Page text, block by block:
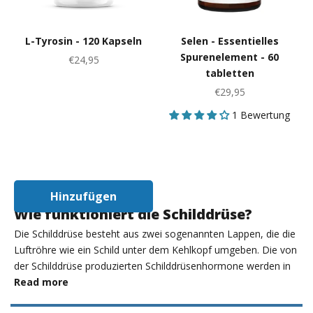
L-Tyrosin - 120 Kapseln
Angebot
€24,95
In Den Warenkorb
Hinzufügen
Selen - Essentielles
Spurenelement - 60
tabletten
Angebot
€29,95
1 Bewertung
Wie funktioniert die Schilddrüse?
Die Schilddrüse besteht aus zwei sogenannten Lappen, die die
Luftröhre wie ein Schild unter dem Kehlkopf umgeben. Die von
der Schilddrüse produzierten Schilddrüsenhormone werden in
das Blut abgegeben, von wo aus sie zu allen Organen und
Read more